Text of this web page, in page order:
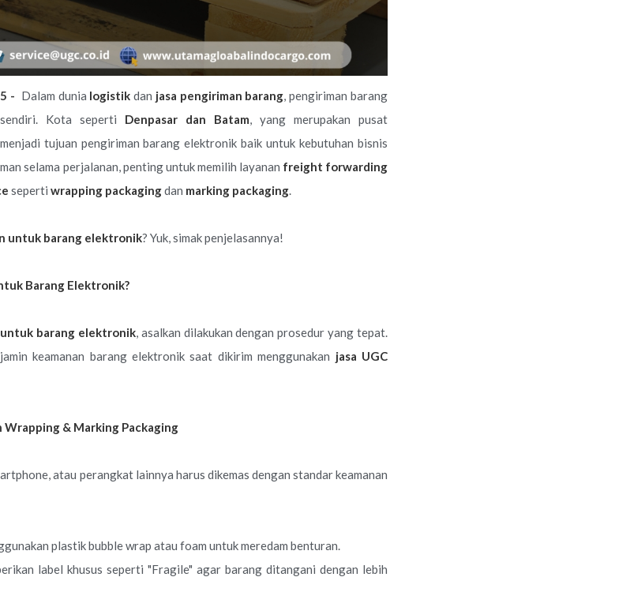
- Dalam dunia logistik dan jasa pengiriman barang, pengiriman barang
Kota seperti Denpasar dan Batam, yang merupakan pusat
tujuan pengiriman barang elektronik baik untuk kebutuhan bisnis
selama perjalanan, penting untuk memilih layanan freight forwarding
seperti wrapping packagingdan marking packaging.
untuk barang elektronik? Yuk, simak penjelasannya!
Barang Elektronik?
barang elektronik, asalkan dilakukan dengan prosedur yang tepat.
keamanan barang elektronik saat dikirim menggunakan jasa UGC
Wrapping & Marking Packaging
atau perangkat lainnya harus dikemas dengan standar keamanan
plastik bubble wrap atau foam untuk meredam benturan.
label khusus seperti "Fragile" agar barang ditangani dengan lebih